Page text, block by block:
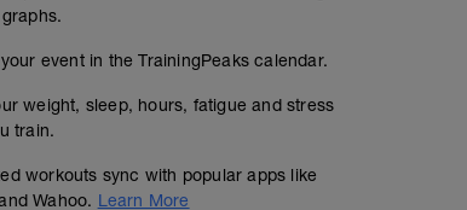
event in the TrainingPeaks calendar.
weight, sleep, hours, fatigue and stress
train.
workouts sync with popular apps like
Wahoo. Learn More